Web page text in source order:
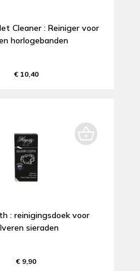
Cleaner : Reiniger voor
horlogebanden
€ 10,40
: reinigingsdoek voor
sieraden
€ 9,90